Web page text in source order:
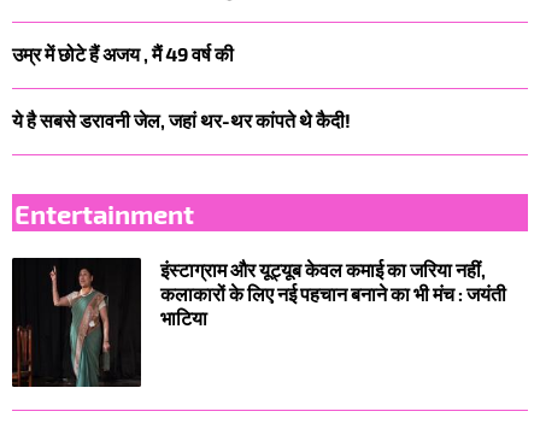
उम्र में छोटे हैं अजय , मैं 49 वर्ष की
ये है सबसे डरावनी जेल, जहां थर-थर कांपते थे कैदी!
Entertainment
इंस्टाग्राम और यूट्यूब केवल कमाई का जरिया नहीं,
कलाकारों के लिए नई पहचान बनाने का भी मंच : जयंती
भाटिया